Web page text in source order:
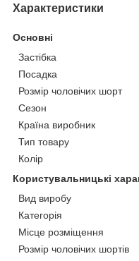
Характеристики
Основні
Застібка
Посадка
Розмір чоловічих шорт
Сезон
Країна виробник
Тип товару
Колір
Користувальницькі
Вид виробу
Категорія
Місце розміщення
Розмір чоловічих шортів